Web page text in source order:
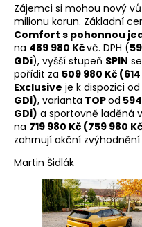
Zájemci si mohou nový
milionu korun. Základní
Comfort s pohonnou
na 489 980 Kčvč. DPH (
GDi), vyšší stupeň SPIN
pořídit za 509 980 Kč
Exclusive je k dispozici od
GDi), varianta TOPod
GDi) a sportovně laděná
na 719 980 Kč (759 980
zahrnují akční zvýhodnění
Martin Šidlák